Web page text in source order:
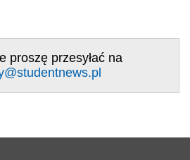
proszę przesyłać na